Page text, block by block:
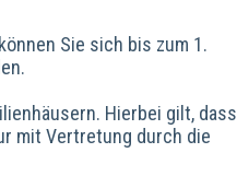
Sie sich bis zum 1.
Hierbei gilt, dass
mit Vertretung durch die